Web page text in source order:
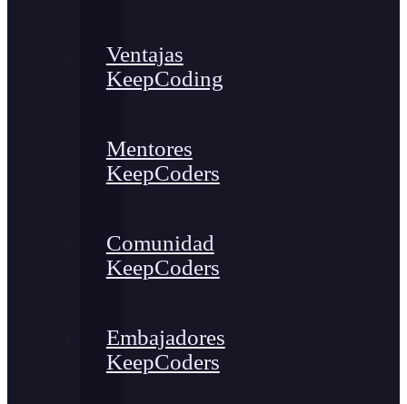
Ventajas
KeepCoding
Mentores
KeepCoders
Comunidad
KeepCoders
Embajadores
KeepCoders